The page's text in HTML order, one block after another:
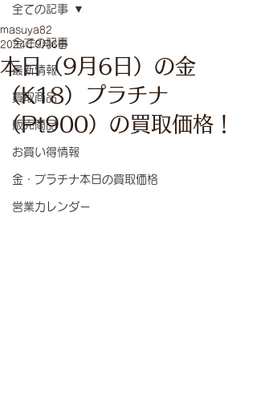
全ての記事
最新情報
買取商品
販売商品
お買い得情報
金・プラチナ本日の買取価格
営業カレンダー
全ての記事
本日（9月6日）の金
（K18）プラチナ
（Pt900）の買取価格！
masuya82
2024年9月6日